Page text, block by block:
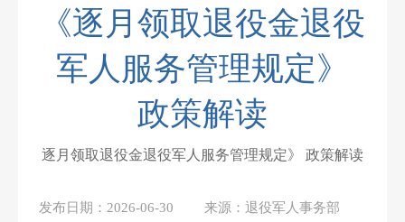
《逐月领取退役金退役
军人服务管理规定》
政策解读
逐月领取退役金退役军人服务管理规定》 政策解读
发布日期： 2026-06-30 来源： 退役军人事务部